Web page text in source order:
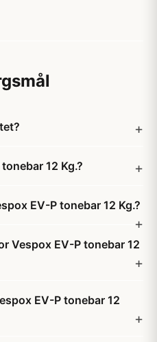
12 Kg.?
EV-P tonebar 12 Kg.?
Vespox EV-P tonebar 12
EV-P tonebar 12